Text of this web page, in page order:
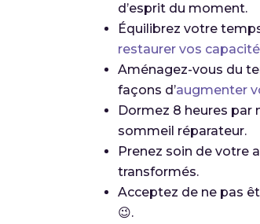
d’esprit du moment.
Équilibrez votre
restaurer vos
Aménagez-vous du
façons d’augmenter
Dormez 8 heures par
sommeil réparateur.
Prenez soin de votre
transformés.
Acceptez de ne pas
😉.